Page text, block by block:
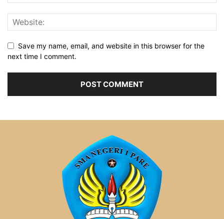
Save my name, email, and website in this browser for the
next time I comment.